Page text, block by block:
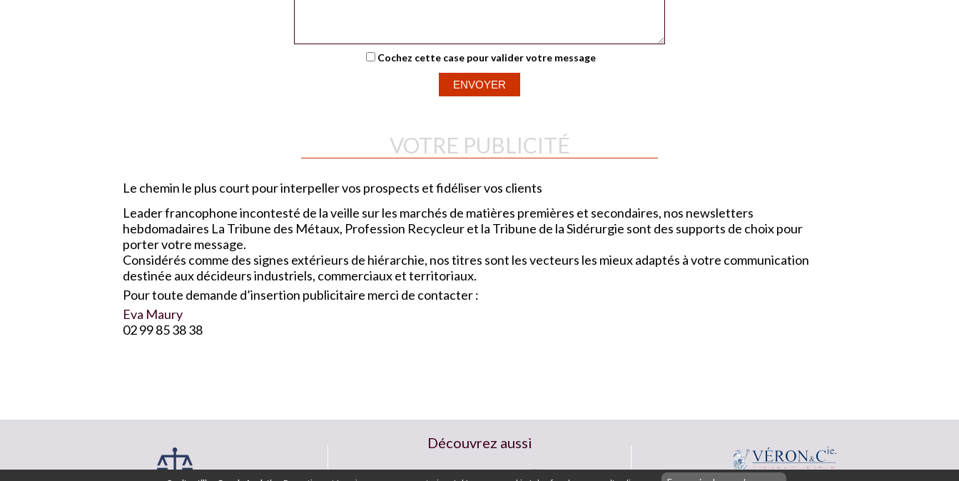
Cochez cette case pour valider votre message
VOTRE PUBLICITÉ
Le chemin le plus court pour interpeller vos prospects et fidéliser vos clients
Leader francophone incontesté de la veille sur les marchés de matières premières et secondaires, nos newsletters
hebdomadaires La Tribune des Métaux, Profession Recycleur et la Tribune de la Sidérurgie sont des supports de choix pour
porter votre message.
Considérés comme des signes extérieurs de hiérarchie, nos titres sont les vecteurs les mieux adaptés à votre communication
destinée aux décideurs industriels, commerciaux et territoriaux.
Pour toute demande d’insertion publicitaire merci de contacter :
Eva Maury
02 99 85 38 38
Découvrez aussi